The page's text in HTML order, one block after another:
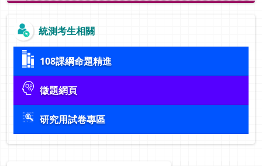
統測考生相關
108課綱命題精進
徵題網頁
研究用試卷專區